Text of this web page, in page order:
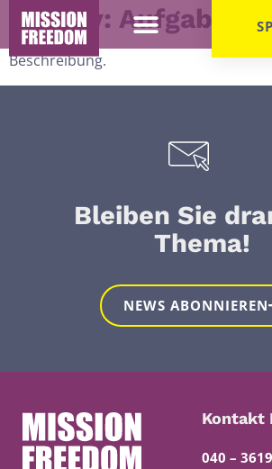
Archiv: Aufgaben
Beschreibung.
Bleiben Sie
Thema!
NEWS ABONNIEREN
Kontakt
040 –